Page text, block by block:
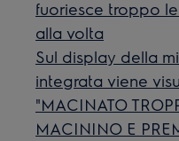
fuoriesce troppo
alla volta
Sul display della
integrata viene
"MACINATO
MACININO E